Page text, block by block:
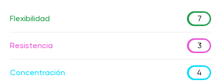
Flexibilidad 7
Resistencia 3
Concentración 4